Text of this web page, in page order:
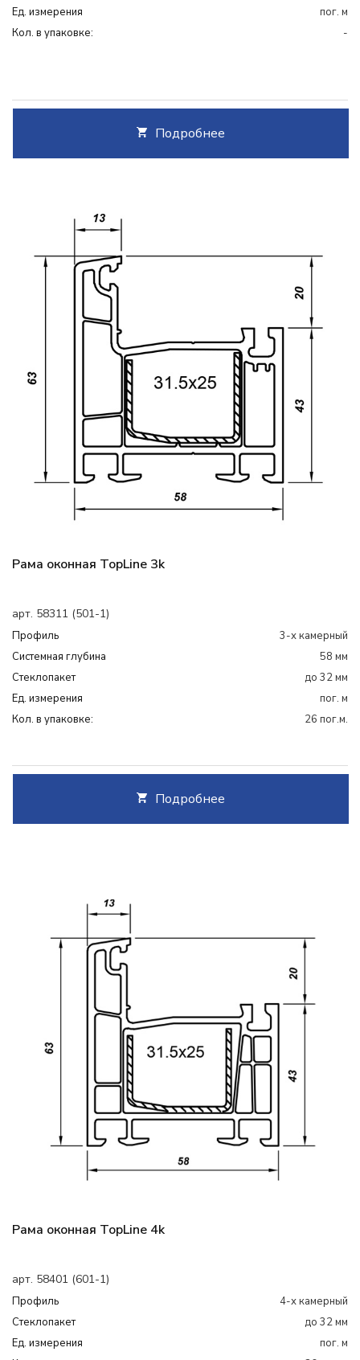
Ед. измерения
пог. м
Кол. в упаковке:
-
Подробнее
Рама оконная TopLine 3k
арт. 58311 (501-1)
Профиль
3-х камерный
Системная глубина
58 мм
Cтеклопакет
до 32 мм
Ед. измерения
пог. м
Кол. в упаковке:
26 пог.м.
Подробнее
Рама оконная TopLine 4k
арт. 58401 (601-1)
Профиль
4-х камерный
Cтеклопакет
до 32 мм
Ед. измерения
пог. м